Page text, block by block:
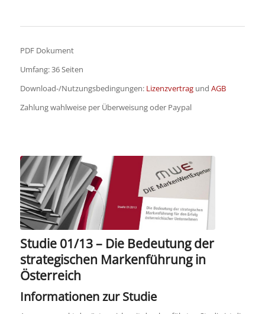
PDF Dokument
Umfang: 36 Seiten
Download-/Nutzungsbedingungen: Lizenzvertragund AGB
Zahlung wahlweise per Überweisung oder Paypal
Studie 01/13 – Die Bedeutung der
strategischen Markenführung in
Österreich
Informationen zur Studie